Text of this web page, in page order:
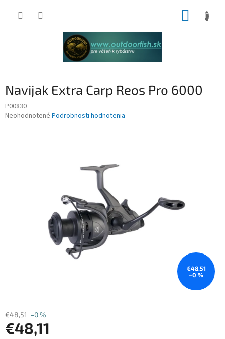
Navijak Extra Carp Reos Pro 6000
P00830
Priemerné
Neohodnotené Podrobnosti hodnotenia
€48,51
–0 %
€48,51 –0 %
€48,11